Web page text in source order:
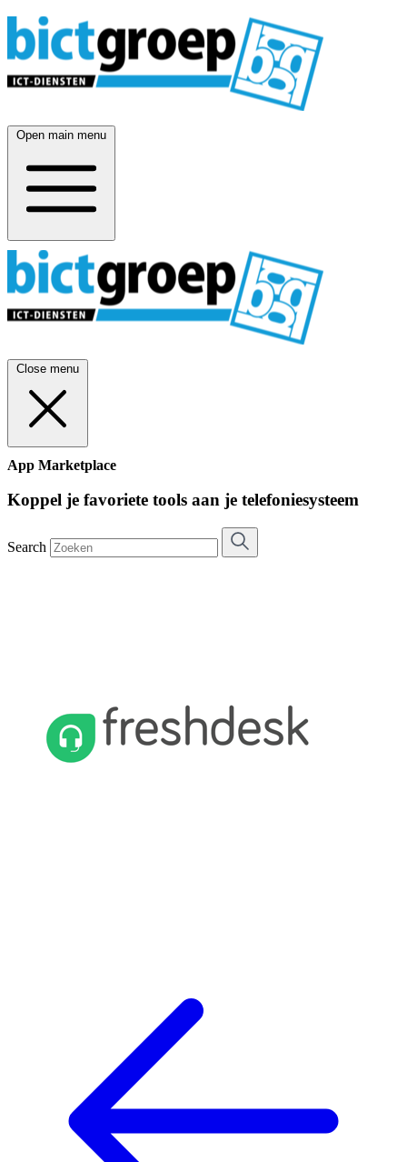
Open main menu
Close menu
App Marketplace
Koppel je favoriete tools aan je telefoniesysteem
Search